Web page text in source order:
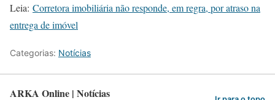
Leia: Corretora imobiliária não responde, em regra, por atraso na
entrega de imóvel
Categorias: Notícias
ARKA Online | Notícias